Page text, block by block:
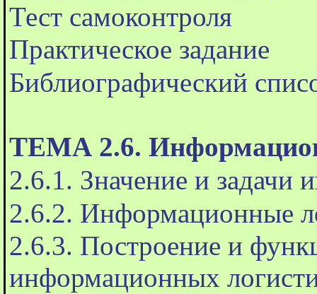
Тест самоконтроля
Практическое задание
Библиографический
ТЕМА 2.6.
2.6.1. Значение и задачи
2.6.2. Информационные
2.6.3. Построение и
информационных